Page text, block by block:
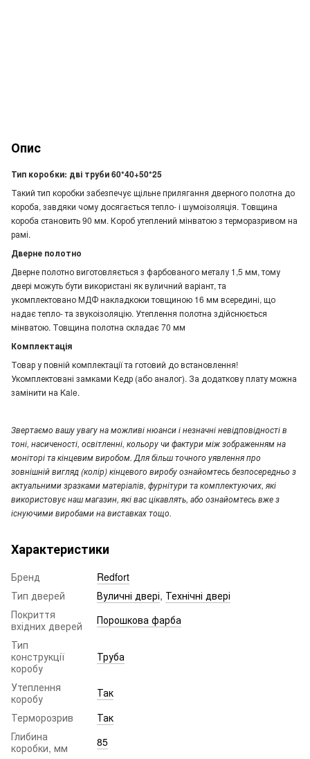
Опис
Тип коробки: дві труби 60*40+50*25
Такий тип коробки забезпечує щільне прилягання дверного полотна до
короба, завдяки чому досягається тепло- і шумоізоляція. Товщина
короба становить 90 мм. Короб утеплений мінватою з терморазривом на
рамі.
Дверне полотно
Дверне полотно виготовляється з фарбованого металу 1,5 мм, тому
двері можуть бути використані як вуличний варіант, та
укомплектовано МДФ накладкоюи товщиною 16 мм всередині, що
надає тепло- та звукоізоляцію. Утеплення полотна здійснюється
мінватою. Товщина полотна складає 70 мм
Комплектація
Товар у повній комплектації та готовий до встановлення!
Укомплектовані замками Кедр (або аналог). За додаткову плату можна
замінити на Kale.
Звертаємо вашу увагу на можливі нюанси і незначні невідповідності в
тоні, насиченості, освітленні, кольору чи фактури між зображенням на
моніторі та кінцевим виробом. Для більш точного уявлення про
зовнішній вигляд (колір) кінцевого виробу ознайомтесь безпосередньо з
актуальними зразками матеріалів, фурнітури та комплектуючих, які
використовує наш магазин, які вас цікавлять, або ознайомтесь вже з
існуючими виробами на виставках тощо.
Характеристики
Бренд
Redfort
Тип дверей
Вуличні двері, Технічні двері
Покриття
вхідних дверей
Порошкова фарба
Тип
конструкції
коробу
Труба
Утеплення
коробу
Так
Терморозрив
Так
Глибина
коробки, мм
85